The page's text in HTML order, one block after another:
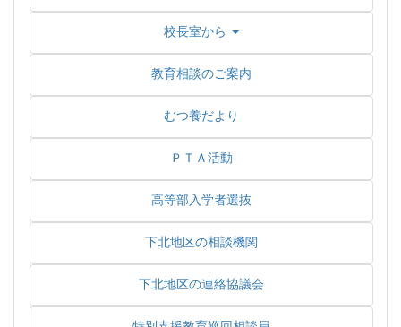
校長室から
教育相談のご案内
むつ養だより
ＰＴＡ活動
高等部入学者選抜
下北地区の相談機関
下北地区の連絡協議会